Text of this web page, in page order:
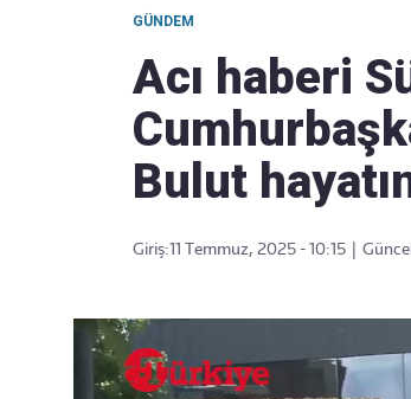
GÜNDEM
Acı haberi
Bulut
Giriş:11 Temmuz, 2025 - 10:15